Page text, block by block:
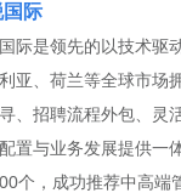
际
际是领先的以技术驱
亚、荷兰等全球市场
、招聘流程外包、灵
置与业务发展提供一
个，成功推荐中高端